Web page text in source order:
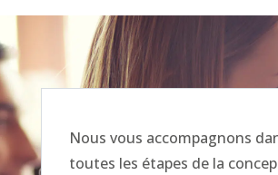
Nous vous accompagnons
toutes les étapes de la